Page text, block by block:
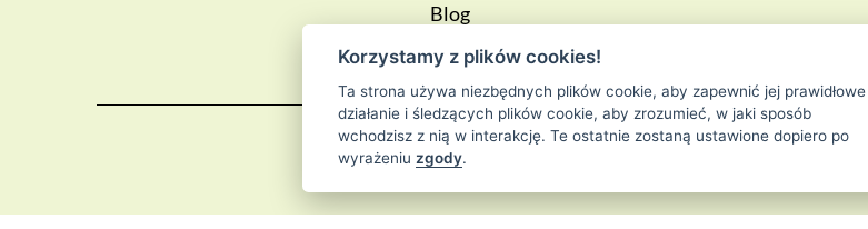
Blog
© 2026Sklep Ziołowa Wyspa
Korzystamy z plików cookies!
Ta strona używa niezbędnych plików cookie, aby zapewnić jej prawidłowe
działanie i śledzących plików cookie, aby zrozumieć, w jaki sposób
wchodzisz z nią w interakcję. Te ostatnie zostaną ustawione dopiero po
wyrażeniu zgody.